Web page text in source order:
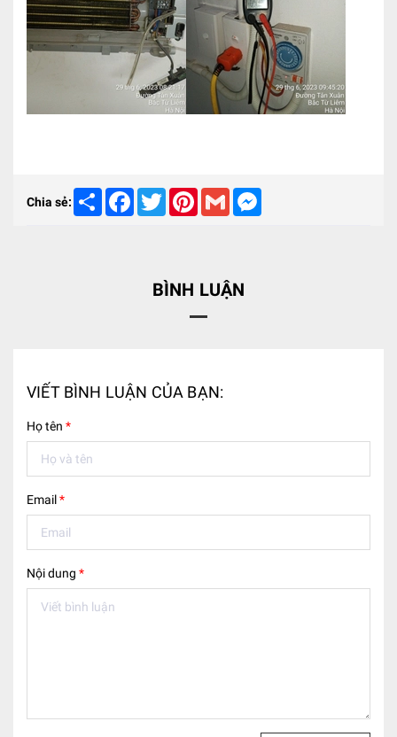
Chia sẻ: Share Facebook
TwitterPinterestGmail
BÌNH LUẬN
VIẾT BÌNH LUẬN CỦA BẠN:
Họ tên *
Email*
Nội dung *